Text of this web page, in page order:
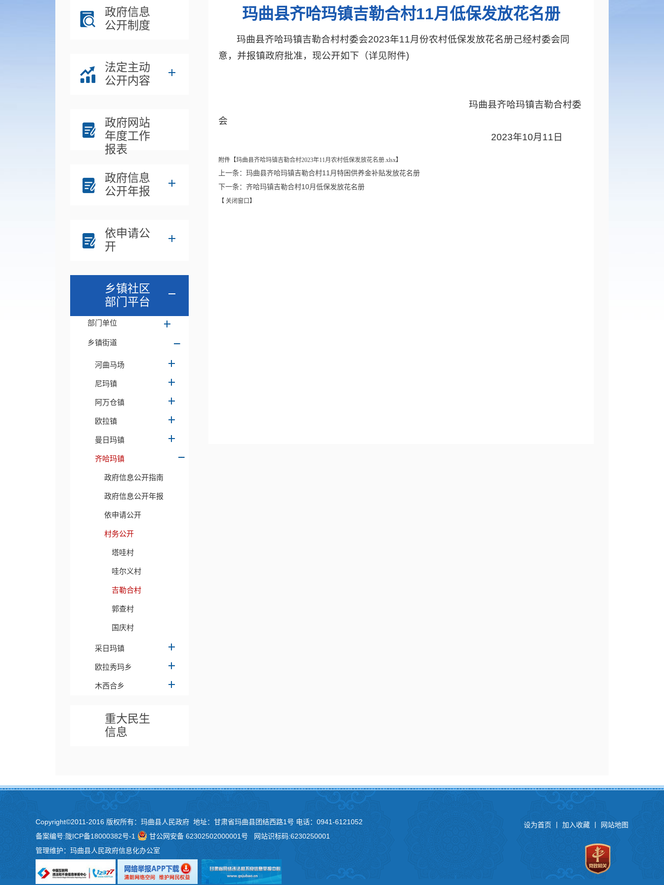
政府信息
公开制度
法定主动
公开内容
政府网站
年度工作
报表
政府信息
公开年报
依申请公
开
乡镇社区
部门平台
部门单位
乡镇街道
河曲马场
尼玛镇
阿万仓镇
欧拉镇
曼日玛镇
齐哈玛镇
政府信息公开指南
政府信息公开年报
依申请公开
村务公开
塔哇村
哇尔义村
吉勒合村
郭查村
国庆村
采日玛镇
欧拉秀玛乡
木西合乡
重大民生
信息
玛曲县齐哈玛镇吉勒合村11月低保发放花名册
玛曲县齐哈玛镇吉勒合村村委会2023年11月份农村低保发放花名册己经村委会同
意，并报镇政府批准，现公开如下（详见附件)
玛曲县齐哈玛镇吉勒合村委
会
2023年10月11日
附件【玛曲县齐哈玛镇吉勒合村2023年11月农村低保发放花名册.xlsx】
上一条：玛曲县齐哈玛镇吉勒合村11月特困供养金补贴发放花名册
下一条：齐哈玛镇吉勒合村10月低保发放花名册
【 关闭窗口】
Copyright©2011-2016 版权所有：玛曲县人民政府 地址：甘肃省玛曲县团结西路1号 电话：0941-6121052
备案编号:陇ICP备18000382号-1 甘公网安备 62302502000001号 网站识标码:6230250001
管理维护：玛曲县人民政府信息化办公室
设为首页 加入收藏 网站地图